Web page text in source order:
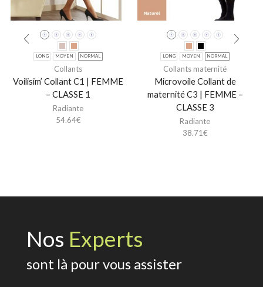
LONG MOYEN NORMAL
Collants
Voilisim’ Collant C1 | FEMME
– CLASSE 1
Radiante
54.64€
LONG MOYEN NORMAL
Collants maternité
Microvoile Collant de
maternité C3 | FEMME –
CLASSE 3
Radiante
38.71€
Nos Experts
sont là pour vous assister